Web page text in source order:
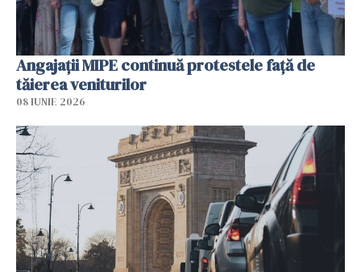
Angajaţii MIPE continuă protestele faţă de
tăierea veniturilor
08 IUNIE 2026